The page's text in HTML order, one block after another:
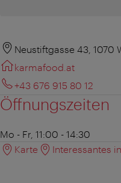
Neustiftgasse 43, 1070
karmafood.at
+43 676 915 80 12
Öffnungszeiten
Mo - Fr, 11:00 - 14:30
Karte
Interessantes